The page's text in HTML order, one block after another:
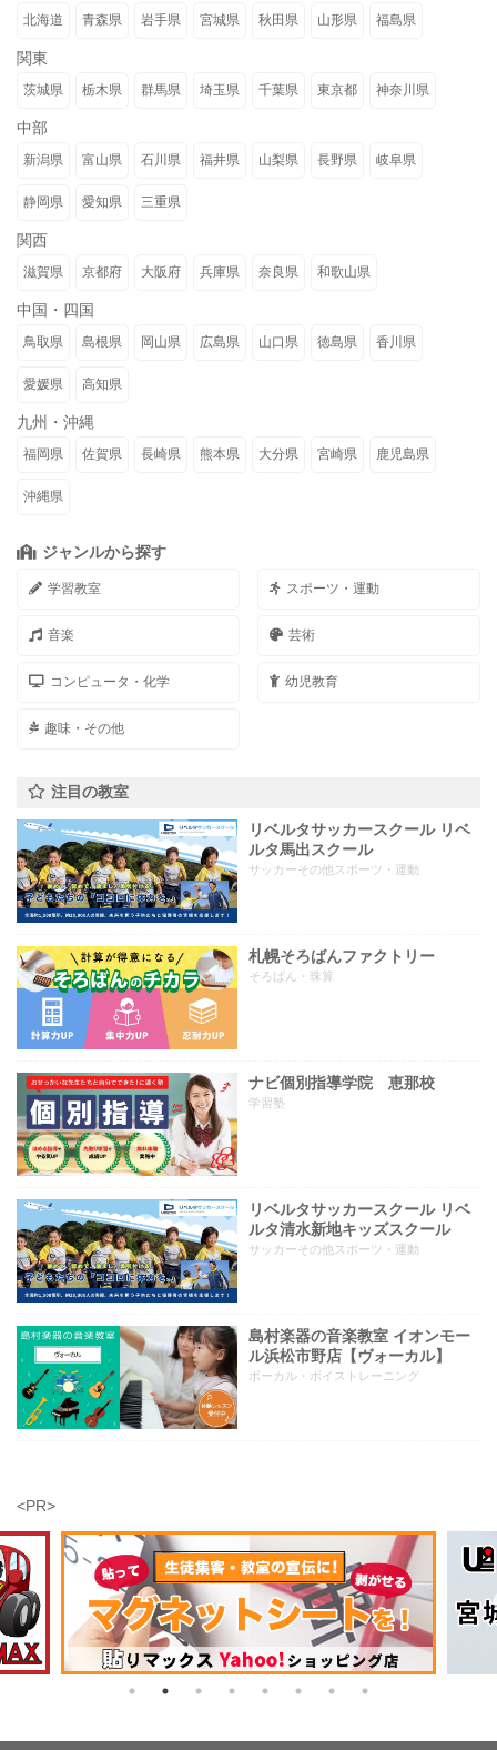
北海道 青森県 岩手県 宮城県 秋田県 山形県 福島県
関東
茨城県 栃木県 群馬県 埼玉県 千葉県 東京都 神奈川県
中部
新潟県 富山県 石川県 福井県 山梨県 長野県 岐阜県
静岡県 愛知県 三重県
関西
滋賀県 京都府 大阪府 兵庫県 奈良県 和歌山県
中国・四国
鳥取県 島根県 岡山県 広島県 山口県 徳島県 香川県
愛媛県 高知県
九州・沖縄
福岡県 佐賀県 長崎県 熊本県 大分県 宮崎県 鹿児島県
沖縄県
ジャンルから探す
学習教室 スポーツ・運動
音楽 芸術
コンピュータ・化学 幼児教育
趣味・その他
注目の教室
リベルタサッカースクール リベ
ルタ馬出スクール
サッカーその他スポーツ・運動
札幌そろばんファクトリー
そろばん・珠算
ナビ個別指導学院 恵那校
学習塾
リベルタサッカースクール リベ
ルタ清水新地キッズスクール
サッカーその他スポーツ・運動
島村楽器の音楽教室 イオンモー
ル浜松市野店【ヴォーカル】
ボーカル・ボイストレーニング
<PR>